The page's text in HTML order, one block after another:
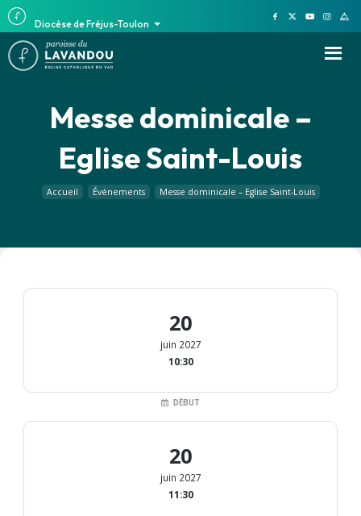
Diocèse de Fréjus-Toulon
Messe dominicale –
Eglise Saint-Louis
Accueil Événements Messe dominicale – Eglise Saint-Louis
20
juin 2027
10:30
DÉBUT
20
juin 2027
11:30